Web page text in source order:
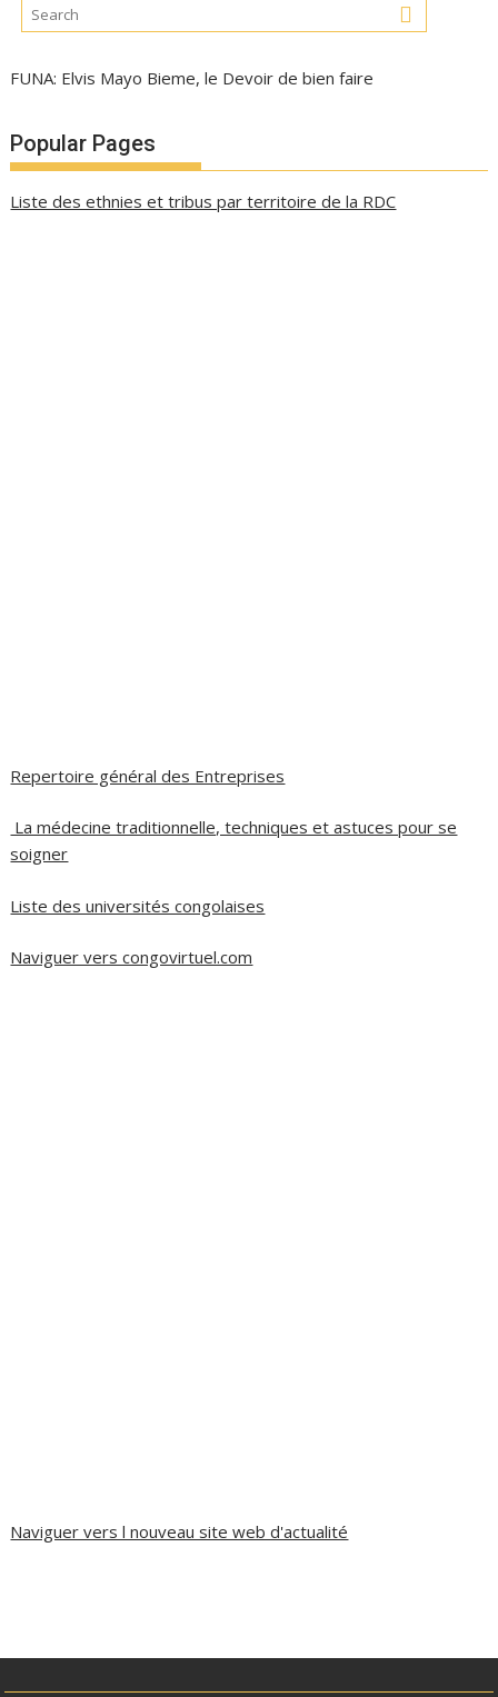
FUNA: Elvis Mayo Bieme, le Devoir de bien faire
Popular Pages
Liste des ethnies et tribus par territoire de la RDC
Repertoire général des Entreprises
La médecine traditionnelle, techniques et astuces pour se
soigner
Liste des universités congolaises
Naviguer vers congovirtuel.com
Naviguer vers l nouveau site web d'actualité